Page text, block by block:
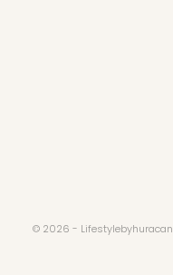
© 2026 - Lifestylebyhuracan